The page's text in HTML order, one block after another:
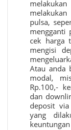
pulsa,
mengganti
cek harga
mengisi
Atau anda
modal,
Rp.100,-
dan
deposit
yang